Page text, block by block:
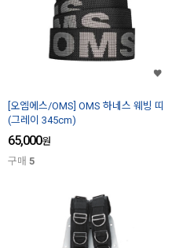
[오엠에스/OMS] OMS 하네스 웨빙 띠
(그레이 345cm)
65,000원
구매 5